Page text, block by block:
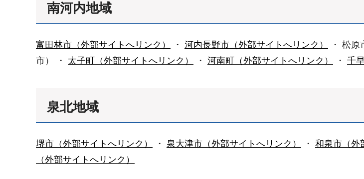
南河内地域
富田林市（外部サイトへリンク） ・ 河内長野市（外部サイトへリンク） ・ 松原
市） ・ 太子町（外部サイトへリンク） ・ 河南町（外部サイトへリンク） ・ 千
泉北地域
堺市（外部サイトへリンク） ・ 泉大津市（外部サイトへリンク） ・ 和泉市（外
（外部サイトへリンク）